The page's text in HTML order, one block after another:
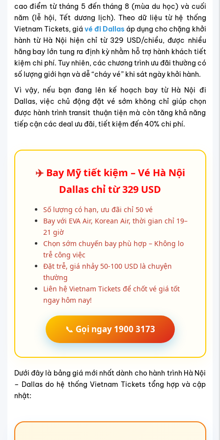
cao điểm từ tháng 5 đến tháng 8 (mùa du học) và cuối
năm (lễ hội, Tết dương lịch). Theo dữ liệu từ hệ thống
Vietnam Tickets, giá vé đi Dallas áp dụng cho chặng khởi
hành từ Hà Nội hiện chỉ từ 329 USD/chiều, được nhiều
hãng bay lớn tung ra định kỳ nhằm hỗ trợ hành khách tiết
kiệm chi phí. Tuy nhiên, các chương trình ưu đãi thường có
số lượng giới hạn và dễ “cháy vé” khi sát ngày khởi hành.
Vì vậy, nếu bạn đang lên kế hoạch bay từ Hà Nội đi
Dallas, việc chủ động đặt vé sớm không chỉ giúp chọn
được hành trình transit thuận tiện mà còn tăng khả năng
tiếp cận các deal ưu đãi, tiết kiệm đến 40% chi phí.
✈️ Bay Mỹ tiết kiệm – Vé Hà Nội
Dallas chỉ từ 329 USD
Số lượng có hạn, ưu đãi chỉ 50 vé
Bay với EVA Air, Korean Air, thời gian chỉ 19–
21 giờ
Chọn sớm chuyến bay phù hợp – Không lo
trễ công việc
Đặt trễ, giá nhảy 50-100 USD là chuyện
thường
Liên hệ Vietnam Tickets để chốt vé giá tốt
ngay hôm nay!
📞 Gọi ngay 1900 3173
Dưới đây là bảng giá mới nhất dành cho hành trình Hà Nội
– Dallas do hệ thống Vietnam Tickets tổng hợp và cập
nhật: